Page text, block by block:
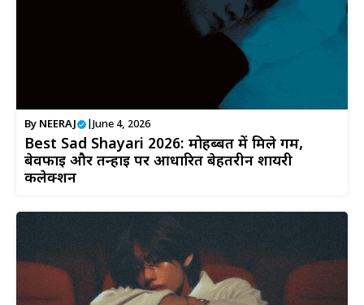
By NEERAJ |June 4, 2026
Best Sad Shayari 2026: मोहब्बत में मिले गम,
बेवफाई और तन्हाई पर आधारित बेहतरीन शायरी
कलेक्शन